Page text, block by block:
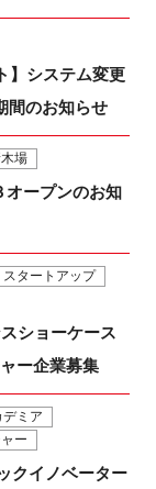
】システム変更
間のお知らせ
場
オープンのお知
スタートアップ
ショーケース
ー企業募集
デミア
ー
クイノベーター